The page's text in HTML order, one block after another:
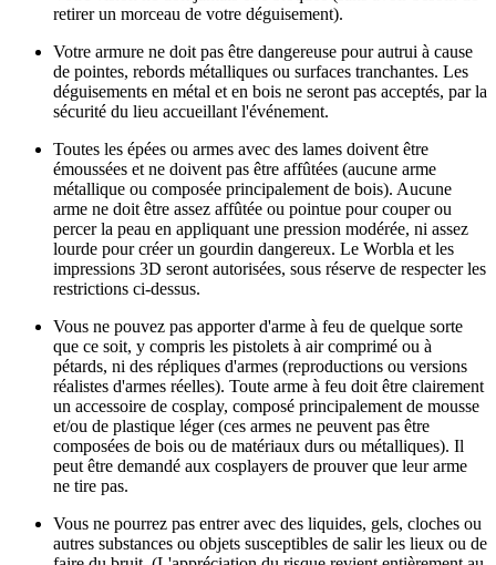
retirer un morceau de votre déguisement).
Votre armure ne doit pas être dangereuse pour autrui à cause
de pointes, rebords métalliques ou surfaces tranchantes. Les
déguisements en métal et en bois ne seront pas acceptés, par la
sécurité du lieu accueillant l'événement.
Toutes les épées ou armes avec des lames doivent être
émoussées et ne doivent pas être affûtées (aucune arme
métallique ou composée principalement de bois). Aucune
arme ne doit être assez affûtée ou pointue pour couper ou
percer la peau en appliquant une pression modérée, ni assez
lourde pour créer un gourdin dangereux. Le Worbla et les
impressions 3D seront autorisées, sous réserve de respecter les
restrictions ci-dessus.
Vous ne pouvez pas apporter d'arme à feu de quelque sorte
que ce soit, y compris les pistolets à air comprimé ou à
pétards, ni des répliques d'armes (reproductions ou versions
réalistes d'armes réelles). Toute arme à feu doit être clairement
un accessoire de cosplay, composé principalement de mousse
et/ou de plastique léger (ces armes ne peuvent pas être
composées de bois ou de matériaux durs ou métalliques). Il
peut être demandé aux cosplayers de prouver que leur arme
ne tire pas.
Vous ne pourrez pas entrer avec des liquides, gels, cloches ou
autres substances ou objets susceptibles de salir les lieux ou de